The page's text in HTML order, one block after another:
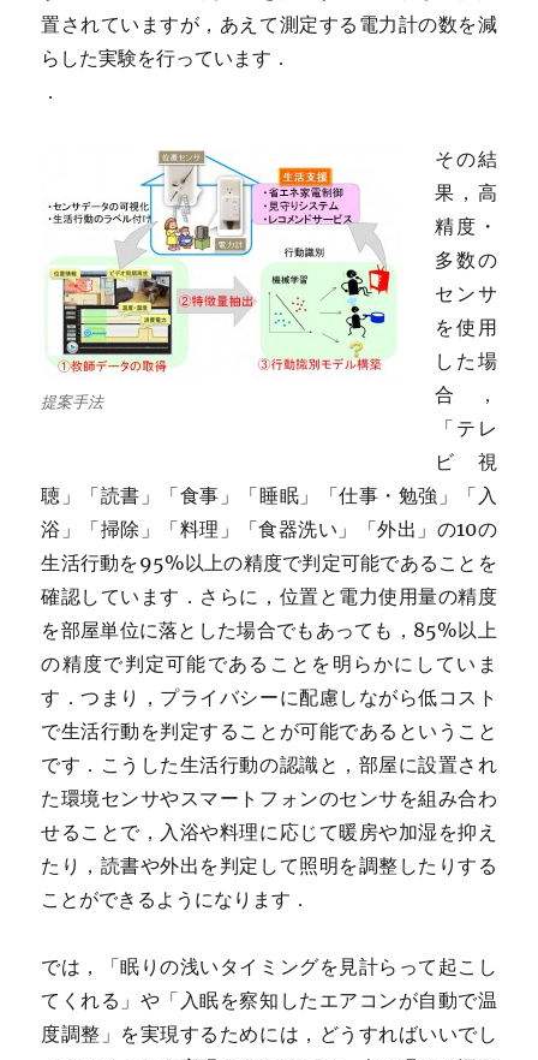
置されていますが，あえて測定する電力計の数を減
らした実験を行っています．
．
提案手法
その結
果，高
精度・
多数の
センサ
を使用
した場
合，
「テレ
ビ視
聴」「読書」「食事」「睡眠」「仕事・勉強」「入
浴」「掃除」「料理」「食器洗い」「外出」の10の
生活行動を95%以上の精度で判定可能であることを
確認しています．さらに，位置と電力使用量の精度
を部屋単位に落とした場合でもあっても，85%以上
の精度で判定可能であることを明らかにしていま
す．つまり，プライバシーに配慮しながら低コスト
で生活行動を判定することが可能であるということ
です．こうした生活行動の認識と，部屋に設置され
た環境センサやスマートフォンのセンサを組み合わ
せることで，入浴や料理に応じて暖房や加湿を抑え
たり，読書や外出を判定して照明を調整したりする
ことができるようになります．
では，「眠りの浅いタイミングを見計らって起こし
てくれる」や「入眠を察知したエアコンが自動で温
度調整」を実現するためには，どうすればいいでし